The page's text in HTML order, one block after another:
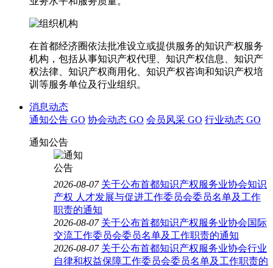
在首都经济圈依法批准设立或提供服务的知识产权服务
机构，包括从事知识产权代理、知识产权信息、知识产
权法律、知识产权商用化、知识产权咨询和知识产权培
训等服务单位及行业组织。
消息动态
通知公告 GO 协会动态 GO 会员风采 GO 行业动态 GO
通知公告
2026-08-07 关于公布首都知识产权服务业协会知识
产权 人才发展与促进工作委员会委员名单及工作
职责的通知
2026-08-07 关于公布首都知识产权服务业协会国际
交流工作委员会委员名单及工作职责的通知
2026-08-07 关于公布首都知识产权服务业协会行业
自律和权益保障工作委员会委员名单及工作职责的